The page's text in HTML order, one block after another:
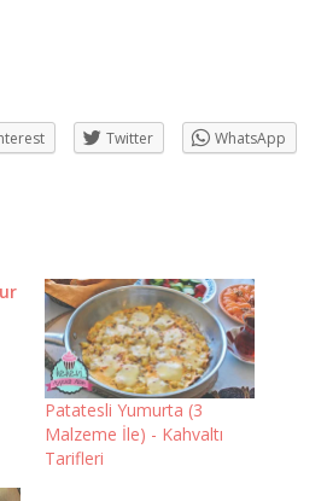
Twitter
WhatsApp
Patatesli Yumurta (3
Malzeme İle) - Kahvaltı
Tarifleri